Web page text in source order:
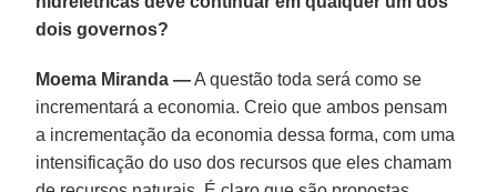
dois governos?
Moema Miranda —A questão toda será como se
incrementará a economia. Creio que ambos pensam
a incrementação da economia dessa forma, com uma
intensificação do uso dos recursos que eles chamam